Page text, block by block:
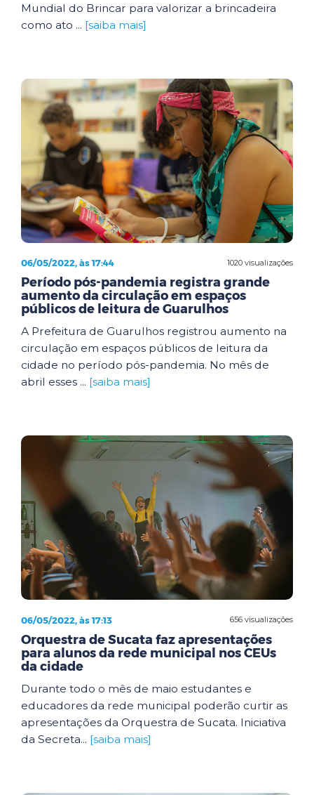
Mundial do Brincar para valorizar a brincadeira
como ato ... [saiba mais]
1020 visualizações
06/05/2022, às 17:44
Período pós-pandemia registra grande
aumento da circulação em espaços
públicos de leitura de Guarulhos
A Prefeitura de Guarulhos registrou aumento na
circulação em espaços públicos de leitura da
cidade no período pós-pandemia. No mês de
abril esses ... [saiba mais]
656 visualizações
06/05/2022, às 17:13
Orquestra de Sucata faz apresentações
para alunos da rede municipal nos CEUs
da cidade
Durante todo o mês de maio estudantes e
educadores da rede municipal poderão curtir as
apresentações da Orquestra de Sucata. Iniciativa
da Secreta... [saiba mais]